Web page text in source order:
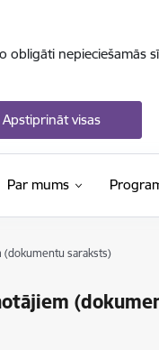
obligāti nepieciešamās
Apstiprināt visas
Par mums
saraksts)